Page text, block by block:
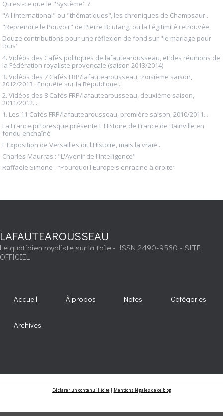
Qu'est-ce que le "Système" ?
"A l'international" ou "thématiques", les chroniques de Champsaur...
"Reprendre le Pouvoir" de Pierre Boutang, ou la Légitimité retrouvée
Douze contributions pour une réflexion de fond sur "le mariage pour
tous"
4. Vidéos des Cafés politiques de lafautearousseau, et des réunions de
la Fédération royaliste provençale (saison 2013/2014)
3. Vidéos des 7 Cafés FRP/lafautearousseau, troisième saison,
2012/2013 : Enquête sur la République...
2. Vidéos des 8 Cafés FRP/lafautearousseau, deuxième saison,
2011/2012...
1. Les 11 Cafés FRP/lafautearousseau, première saison, 2010/2011...
La France pittoresque présente L'Histoire de France de Bainville en
fondu enchaîné
L'Exposition de Versailles dit l'Histoire, mais la vraie...
Charles Maurras : "L'Avenir de l'Intelligence"
Raffaele Simone : "Pourquoi l'Europe s'enracine à droite"
LAFAUTEAROUSSEAU
Le quotidien royaliste sur la toile - ISSN 2490-9580 - SITE
OFFICIEL
Accueil À propos Notes Catégories
Archives
Déclarer un contenu illicite| Mentions légales de ce blog